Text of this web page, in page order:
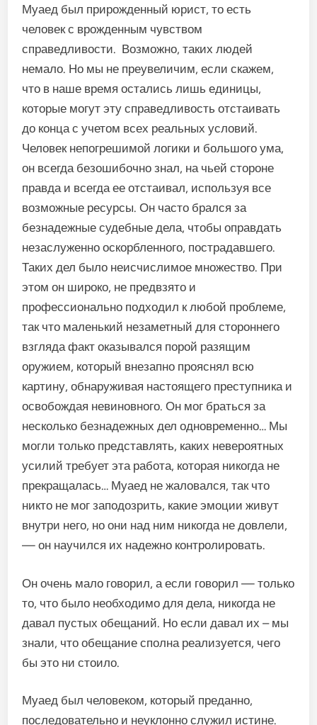
Муаед был прирожденный юрист, то есть
человек с врожденным чувством
справедливости. Возможно, таких людей
немало. Но мы не преувеличим, если скажем,
что в наше время остались лишь единицы,
которые могут эту справедливость отстаивать
до конца с учетом всех реальных условий.
Человек непогрешимой логики и большого ума,
он всегда безошибочно знал, на чьей стороне
правда и всегда ее отстаивал, используя все
возможные ресурсы. Он часто брался за
безнадежные судебные дела, чтобы оправдать
незаслуженно оскорбленного, пострадавшего.
Таких дел было неисчислимое множество. При
этом он широко, не предвзято и
профессионально подходил к любой проблеме,
так что маленький незаметный для стороннего
взгляда факт оказывался порой разящим
оружием, который внезапно прояснял всю
картину, обнаруживая настоящего преступника и
освобождая невиновного. Он мог браться за
несколько безнадежных дел одновременно… Мы
могли только представлять, каких невероятных
усилий требует эта работа, которая никогда не
прекращалась… Муаед не жаловался, так что
никто не мог заподозрить, какие эмоции живут
внутри него, но они над ним никогда не довлели,
— он научился их надежно контролировать.
Он очень мало говорил, а если говорил — только
то, что было необходимо для дела, никогда не
давал пустых обещаний. Но если давал их – мы
знали, что обещание сполна реализуется, чего
бы это ни стоило.
Муаед был человеком, который преданно,
последовательно и неуклонно служил истине.